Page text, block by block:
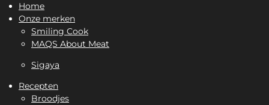
Home
Onze merken
Smiling Cook
MAQS About Meat
Sigaya
Recepten
Broodjes